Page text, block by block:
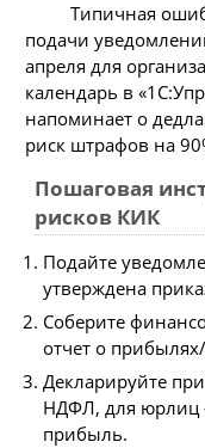
Типичная
подачи
апреля для
календарь в
напоминает о
риск штрафов на
Пошаговая
рисков КИК
Подайте
утверждена
Соберите
отчет о
Декларируйте
НДФЛ, для юрлиц
прибыль.